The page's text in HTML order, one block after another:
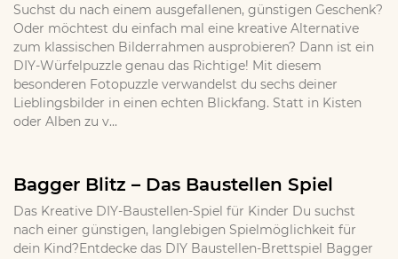
Suchst du nach einem ausgefallenen, günstigen Geschenk?
Oder möchtest du einfach mal eine kreative Alternative
zum klassischen Bilderrahmen ausprobieren? Dann ist ein
DIY-Würfelpuzzle genau das Richtige! Mit diesem
besonderen Fotopuzzle verwandelst du sechs deiner
Lieblingsbilder in einen echten Blickfang. Statt in Kisten
oder Alben zu v...
Bagger Blitz – Das Baustellen Spiel
Das Kreative DIY-Baustellen-Spiel für Kinder Du suchst
nach einer günstigen, langlebigen Spielmöglichkeit für
dein Kind?Entdecke das DIY Baustellen-Brettspiel Bagger